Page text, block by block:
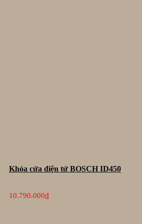
Khóa cửa điện tử BOSCH ID450
10.790.000₫